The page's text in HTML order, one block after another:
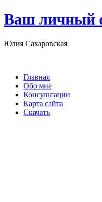
Ваш личный
Юлия Сахаровская
Главная
Обо мне
Консультации
Карта сайта
Скачать